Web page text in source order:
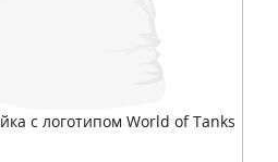
с логотипом World of Tanks